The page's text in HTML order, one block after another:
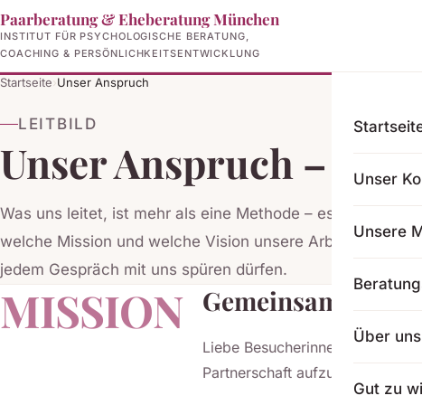
Paarberatung & Eheberatung München
INSTITUT FÜR PSYCHOLOGISCHE BERATUNG,
COACHING & PERSÖNLICHKEITSENTWICKLUNG
Unser
Unsere
Über uns
Gut zu
Startseite›Unser Anspruch
LEITBILD
Unser Anspruch –
Was uns leitet, ist mehr als eine Methode – es ist eine
welche Mission und welche Vision unsere Arbeit als
jedem Gespräch mit uns spüren dürfen.
MISSION Gemeinsam für
Liebe Besucherinnen und
Partnerschaft aufzubauen und